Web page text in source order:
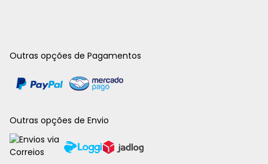
Outras opções de Pagamentos
Outras opções de Envio